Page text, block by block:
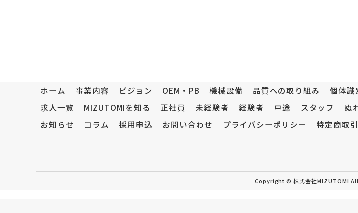
ホーム 事業内容 ビジョン OEM・PB 機械設備 品質への取り組み 個体識
求人一覧
MIZUTOMIを知る 正社員 未経験者 経験者 中途 スタッフ ぬ
お知らせ
コラム 採用申込 お問い合わせ プライバシーポリシー 特定商取
Copyright © 株式会社MIZUTOMI